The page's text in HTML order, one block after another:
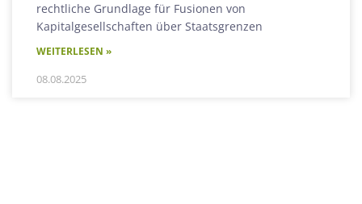
rechtliche Grundlage für Fusionen von
Kapitalgesellschaften über Staatsgrenzen
WEITERLESEN »
08.08.2025